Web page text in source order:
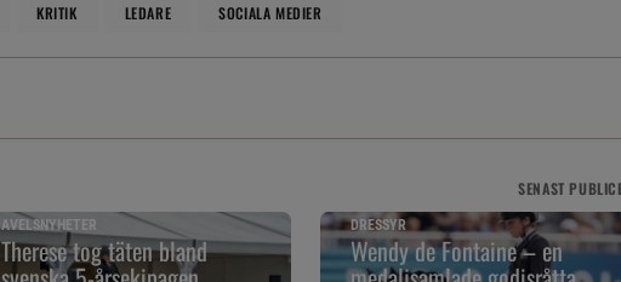
KRITIK LEDARE SOCIALA MEDIER
SENAST
AVELSNYHETER
Therese tog täten bland
DRESSYR
Wendy de Fontaine – en